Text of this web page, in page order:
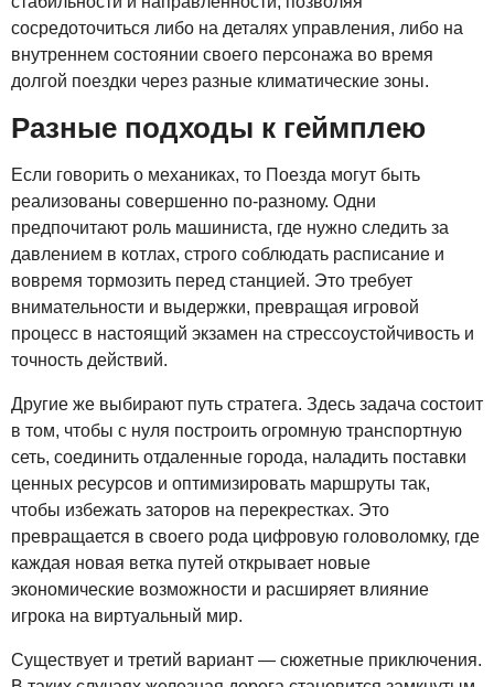
сосредоточиться либо на деталях управления, либо на
внутреннем состоянии своего персонажа во время
долгой поездки через разные климатические зоны.
Разные подходы к геймплею
Если говорить о механиках, то Поезда могут быть
реализованы совершенно по-разному. Одни
предпочитают роль машиниста, где нужно следить за
давлением в котлах, строго соблюдать расписание и
вовремя тормозить перед станцией. Это требует
внимательности и выдержки, превращая игровой
процесс в настоящий экзамен на стрессоустойчивость и
точность действий.
Другие же выбирают путь стратега. Здесь задача состоит
в том, чтобы с нуля построить огромную транспортную
сеть, соединить отдаленные города, наладить поставки
ценных ресурсов и оптимизировать маршруты так,
чтобы избежать заторов на перекрестках. Это
превращается в своего рода цифровую головоломку, где
каждая новая ветка путей открывает новые
экономические возможности и расширяет влияние
игрока на виртуальный мир.
Существует и третий вариант — сюжетные приключения.